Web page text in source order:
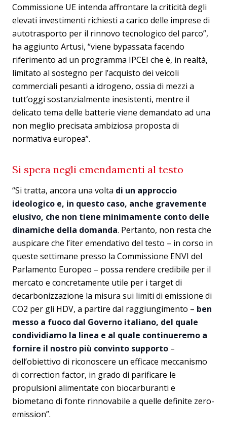
Commissione UE intenda affrontare la criticità degli
elevati investimenti richiesti a carico delle imprese di
autotrasporto per il rinnovo tecnologico del parco”,
ha aggiunto Artusi, “viene bypassata facendo
riferimento ad un programma IPCEI che è, in realtà,
limitato al sostegno per l’acquisto dei veicoli
commerciali pesanti a idrogeno, ossia di mezzi a
tutt’oggi sostanzialmente inesistenti, mentre il
delicato tema delle batterie viene demandato ad una
non meglio precisata ambiziosa proposta di
normativa europea”.
Si spera negli emendamenti al testo
“Si tratta, ancora una volta di un approccio
ideologico e, in questo caso, anche gravemente
elusivo, che non tiene minimamente conto delle
dinamiche della domanda. Pertanto, non resta che
auspicare che l’iter emendativo del testo – in corso in
queste settimane presso la Commissione ENVI del
Parlamento Europeo – possa rendere credibile per il
mercato e concretamente utile per i target di
decarbonizzazione la misura sui limiti di emissione di
CO2 per gli HDV, a partire dal raggiungimento – ben
messo a fuoco dal Governo italiano, del quale
condividiamo la linea e al quale continueremo a
fornire il nostro più convinto supporto –
dell’obiettivo di riconoscere un efficace meccanismo
di correction factor, in grado di parificare le
propulsioni alimentate con biocarburanti e
biometano di fonte rinnovabile a quelle definite zero-
emission”.